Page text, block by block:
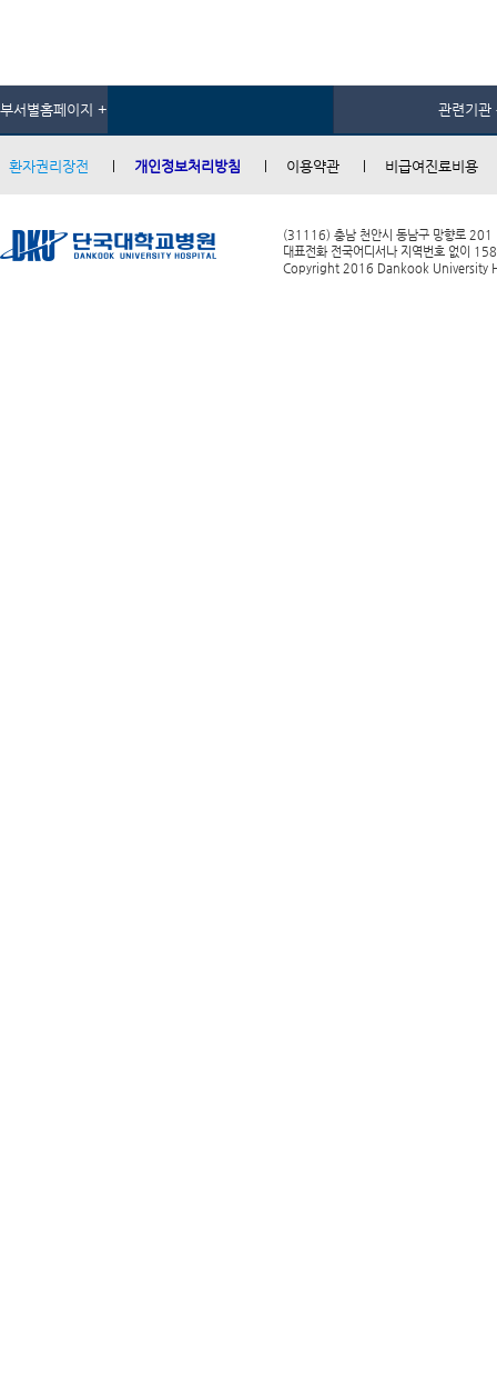
부서별홈페이지 + 관련기관
환자권리장전 개인정보처리방침 이용약관 비급여진료비용
(31116) 충남 천안시 동남구 망향로 201
대표전화 전국어디서나 지역번호 없이
Copyright 2016 Dankook University